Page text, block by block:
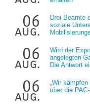
06
aug.
Drei Beamte
soziale
06
aug.
Wird der
angelegten
Die Antwort
06
aug.
„Wir
über die